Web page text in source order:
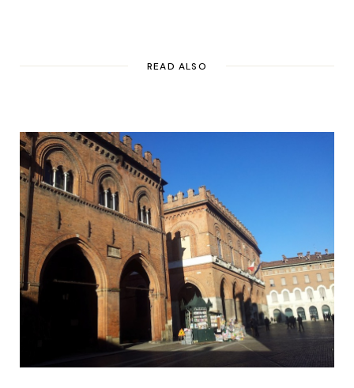
READ ALSO